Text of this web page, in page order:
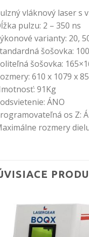
vláknový laser s
pulzu: 2 – 350 ns
varianty: 20,
šošovka:
šošovka:
610 x 1079 x
91Kg
ÁNO
os Z:
rozmery